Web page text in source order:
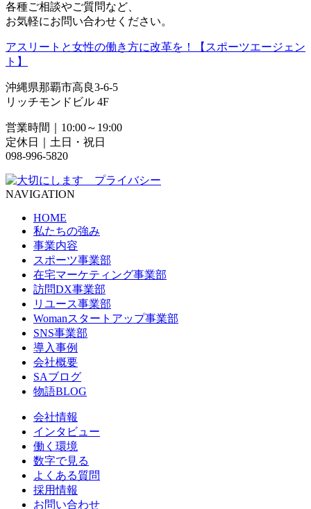
各種ご相談やご質問など、
お気軽にお問い合わせください。
アスリートと女性の働き方に改革を！【スポーツエージェン
ト】
沖縄県那覇市高良3-6-5
リッチモンドビル 4F
営業時間｜10:00～19:00
定休日｜土日・祝日
098-996-5820
NAVIGATION
HOME
私たちの強み
事業内容
スポーツ事業部
在宅マーケティング事業部
訪問DX事業部
リユース事業部
Womanスタートアップ事業部
SNS事業部
導入事例
会社概要
SAブログ
物語BLOG
会社情報
インタビュー
働く環境
数字で見る
よくある質問
採用情報
お問い合わせ